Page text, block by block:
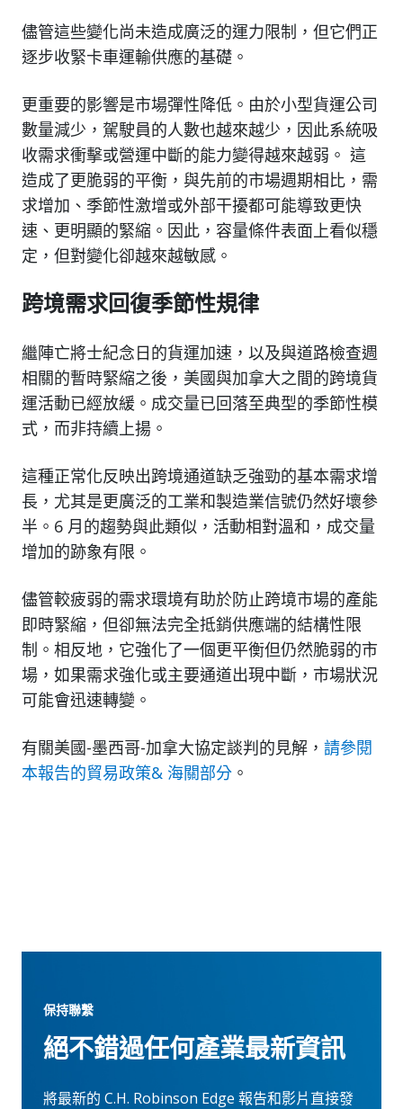
儘管這些變化尚未造成廣泛的運力限制，但它們正
逐步收緊卡車運輸供應的基礎。
更重要的影響是市場彈性降低。由於小型貨運公司
數量減少，駕駛員的人數也越來越少，因此系統吸
收需求衝擊或營運中斷的能力變得越來越弱。 這
造成了更脆弱的平衡，與先前的市場週期相比，需
求增加、季節性激增或外部干擾都可能導致更快
速、更明顯的緊縮。因此，容量條件表面上看似穩
定，但對變化卻越來越敏感。
跨境需求回復季節性規律
繼陣亡將士紀念日的貨運加速，以及與道路檢查週
相關的暫時緊縮之後，美國與加拿大之間的跨境貨
運活動已經放緩。成交量已回落至典型的季節性模
式，而非持續上揚。
這種正常化反映出跨境通道缺乏強勁的基本需求增
長，尤其是更廣泛的工業和製造業信號仍然好壞參
半。6 月的趨勢與此類似，活動相對溫和，成交量
增加的跡象有限。
儘管較疲弱的需求環境有助於防止跨境市場的產能
即時緊縮，但卻無法完全抵銷供應端的結構性限
制。相反地，它強化了一個更平衡但仍然脆弱的市
場，如果需求強化或主要通道出現中斷，市場狀況
可能會迅速轉變。
有關美國-墨西哥-加拿大協定談判的見解， 請參閱
本報告的貿易政策& 海關部分 。
保持聯繫
絕不錯過任何產業最新資訊
將最新的 C.H. Robinson Edge 報告和影片直接發